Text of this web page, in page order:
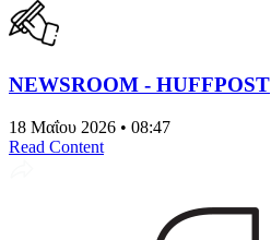
NEWSROOM - HUFFPOST
18 Μαΐου 2026 • 08:47
Read Content